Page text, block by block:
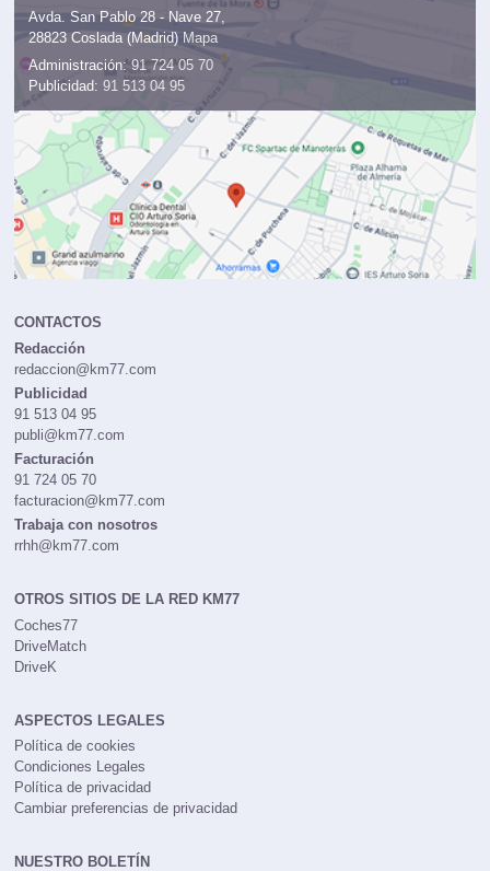
Avda. San Pablo 28 - Nave 27,
28823 Coslada (Madrid) Mapa
Administración: 91 724 05 70
Publicidad: 91 513 04 95
CONTACTOS
Redacción
redaccion@km77.com
Publicidad
91 513 04 95
publi@km77.com
Facturación
91 724 05 70
facturacion@km77.com
Trabaja con nosotros
rrhh@km77.com
OTROS SITIOS DE LA RED KM77
Coches77
DriveMatch
DriveK
ASPECTOS LEGALES
Política de cookies
Condiciones Legales
Política de privacidad
Cambiar preferencias de privacidad
NUESTRO BOLETÍN